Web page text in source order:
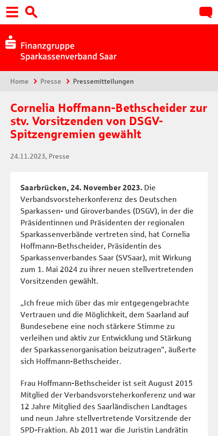
Hauptnavigation
Sie sind hier:
Home Presse Pressemitteilungen
Cornelia Hoffmann-Bethscheider zur
stv. Vorsitzenden von DSGV-
Spitzengremien gewählt
24.11.2023, Presse
Saarbrücken, 24. November 2023. Die
Verbandsvorsteherkonferenz des Deutschen
Sparkassen- und Giroverbandes (DSGV), in der die
Präsidentinnen und Präsidenten der regionalen
Sparkassenverbände vertreten sind, hat Cornelia
Hoffmann-Bethscheider, Präsidentin des
Sparkassenverbandes Saar (SVSaar), mit Wirkung
zum 1. Mai 2024 zu ihrer neuen stellvertretenden
Vorsitzenden gewählt.
„Ich freue mich über das mir entgegengebrachte
Vertrauen und die Möglichkeit, dem Saarland auf
Bundesebene eine noch stärkere Stimme zu
verleihen und aktiv zur Entwicklung und Stärkung
der Sparkassenorganisation beizutragen“, äußerte
sich Hoffmann-Bethscheider.
Frau Hoffmann-Bethscheider ist seit August 2015
Mitglied der Verbandsvorsteherkonferenz und war
12 Jahre Mitglied des Saarländischen Landtages
und neun Jahre stellvertretende Vorsitzende der
SPD-Fraktion. Ab 2011 war die Juristin Landrätin